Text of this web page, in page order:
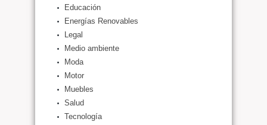
Educación
Energías Renovables
Legal
Medio ambiente
Moda
Motor
Muebles
Salud
Tecnología